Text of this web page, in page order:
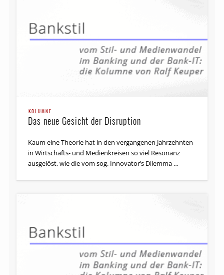
KOLUMNE
Das neue Gesicht der Disruption
Kaum eine Theorie hat in den vergangenen Jahrzehnten
in Wirtschafts- und Medienkreisen so viel Resonanz
ausgelöst, wie die vom sog. Innovator’s Dilemma …